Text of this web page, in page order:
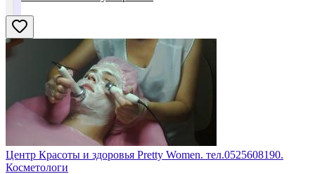
Центр Красоты и здоровья Pretty Women. тел.0525608190.
Косметологи